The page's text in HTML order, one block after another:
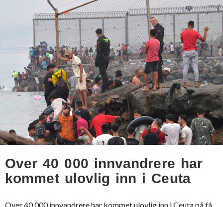
Over 40 000 innvandrere har
kommet ulovlig inn i Ceuta
Over 40 000 innvandrere har kommet ulovlig inn i Ceuta på få